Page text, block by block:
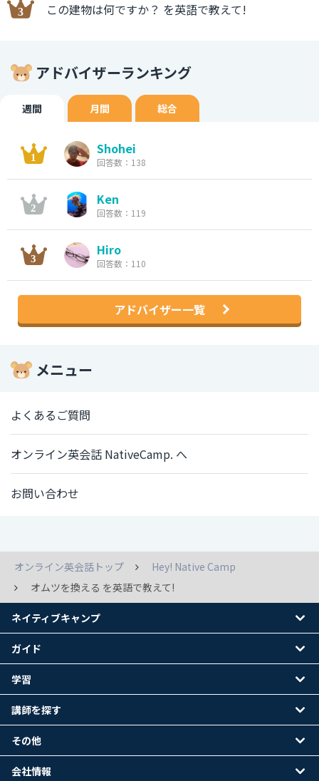
この建物は何ですか？ を英語で教えて!
アドバイザーランキング
週間 月間 総合
Shohei
回答数：138
Ken
回答数：119
Hiro
回答数：110
アドバイザー一覧
メニュー
よくあるご質問
オンライン英会話 NativeCamp. へ
お問い合わせ
オンライン英会話トップ
Hey! Native Camp
オムツを換える を英語で教えて!
ネイティブキャンプ
ガイド
学習
講師を探す
その他
会社情報